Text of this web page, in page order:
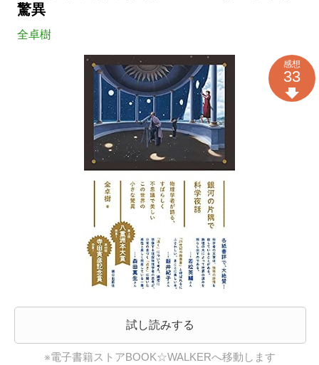
驚異
全卓樹
試し読みする
※電子書籍ストアBOOK☆WALKERへ移動します
感想
33